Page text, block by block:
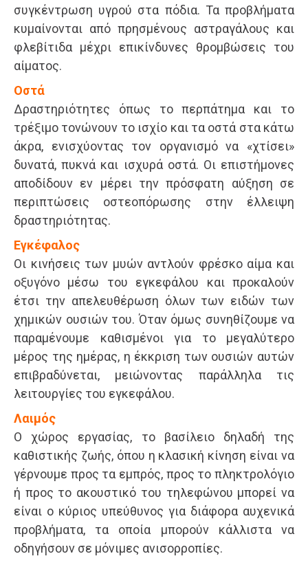
συγκέντρωση υγρού στα πόδια. Τα προβλήματα
κυμαίνονται από πρησμένους αστραγάλους και
φλεβίτιδα μέχρι επικίνδυνες θρομβώσεις του
αίματος.
Οστά
Δραστηριότητες όπως το περπάτημα και το
τρέξιμο τονώνουν το ισχίο και τα οστά στα κάτω
άκρα, ενισχύοντας τον οργανισμό να «χτίσει»
δυνατά, πυκνά και ισχυρά οστά. Οι επιστήμονες
αποδίδουν εν μέρει την πρόσφατη αύξηση σε
περιπτώσεις οστεοπόρωσης στην έλλειψη
δραστηριότητας.
Εγκέφαλος
Οι κινήσεις των μυών αντλούν φρέσκο αίμα και
οξυγόνο μέσω του εγκεφάλου και προκαλούν
έτσι την απελευθέρωση όλων των ειδών των
χημικών ουσιών του. Όταν όμως συνηθίζουμε να
παραμένουμε καθισμένοι για το μεγαλύτερο
μέρος της ημέρας, η έκκριση των ουσιών αυτών
επιβραδύνεται, μειώνοντας παράλληλα τις
λειτουργίες του εγκεφάλου.
Λαιμός
Ο χώρος εργασίας, το βασίλειο δηλαδή της
καθιστικής ζωής, όπου η κλασική κίνηση είναι να
γέρνουμε προς τα εμπρός, προς το πληκτρολόγιο
ή προς το ακουστικό του τηλεφώνου μπορεί να
είναι ο κύριος υπεύθυνος για διάφορα αυχενικά
προβλήματα, τα οποία μπορούν κάλλιστα να
οδηγήσουν σε μόνιμες ανισορροπίες.